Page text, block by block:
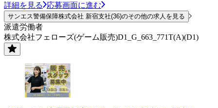
詳細を見る 応募画面に進む
サンエス警備保障株式会社 新宿支社(36)のその他の求人を見る
派遣労働者
株式会社フェローズ(ゲーム販売)D1_G_663_771T(A)(D1)